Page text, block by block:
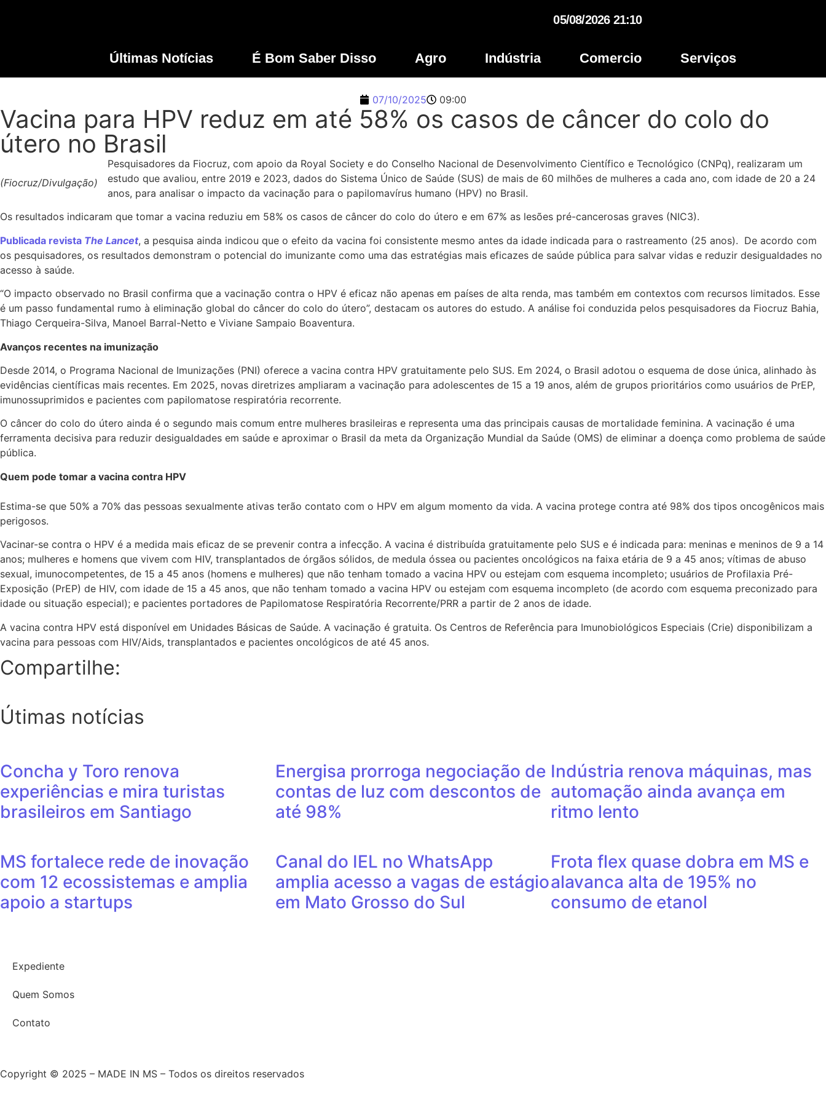
05/08/2026 21:10
Últimas Notícias É Bom Saber Disso Agro Indústria Comercio Serviços
07/10/2025 09:00
Vacina para HPV reduz em até 58% os casos de câncer do colo do
útero no Brasil
(Fiocruz/Divulgação)
Pesquisadores da Fiocruz, com apoio da Royal Society e do Conselho Nacional de Desenvolvimento Científico e Tecnológico (CNPq), realizaram um
estudo que avaliou, entre 2019 e 2023, dados do Sistema Único de Saúde (SUS) de mais de 60 milhões de mulheres a cada ano, com idade de 20 a 24
anos, para analisar o impacto da vacinação para o papilomavírus humano (HPV) no Brasil.
Os resultados indicaram que tomar a vacina reduziu em 58% os casos de câncer do colo do útero e em 67% as lesões pré-cancerosas graves (NIC3).
Publicada revista The Lancet, a pesquisa ainda indicou que o efeito da vacina foi consistente mesmo antes da idade indicada para o rastreamento (25 anos). De acordo com
os pesquisadores, os resultados demonstram o potencial do imunizante como uma das estratégias mais eficazes de saúde pública para salvar vidas e reduzir desigualdades no
acesso à saúde.
“O impacto observado no Brasil confirma que a vacinação contra o HPV é eficaz não apenas em países de alta renda, mas também em contextos com recursos limitados. Esse
é um passo fundamental rumo à eliminação global do câncer do colo do útero”, destacam os autores do estudo. A análise foi conduzida pelos pesquisadores da Fiocruz Bahia,
Thiago Cerqueira-Silva, Manoel Barral-Netto e Viviane Sampaio Boaventura.
Avanços recentes na imunização
Desde 2014, o Programa Nacional de Imunizações (PNI) oferece a vacina contra HPV gratuitamente pelo SUS. Em 2024, o Brasil adotou o esquema de dose única, alinhado às
evidências científicas mais recentes. Em 2025, novas diretrizes ampliaram a vacinação para adolescentes de 15 a 19 anos, além de grupos prioritários como usuários de PrEP,
imunossuprimidos e pacientes com papilomatose respiratória recorrente.
O câncer do colo do útero ainda é o segundo mais comum entre mulheres brasileiras e representa uma das principais causas de mortalidade feminina. A vacinação é uma
ferramenta decisiva para reduzir desigualdades em saúde e aproximar o Brasil da meta da Organização Mundial da Saúde (OMS) de eliminar a doença como problema de saúde
pública.
Quem pode tomar a vacina contra HPV
Estima-se que 50% a 70% das pessoas sexualmente ativas terão contato com o HPV em algum momento da vida. A vacina protege contra até 98% dos tipos oncogênicos mais
perigosos.
Vacinar-se contra o HPV é a medida mais eficaz de se prevenir contra a infecção. A vacina é distribuída gratuitamente pelo SUS e é indicada para: meninas e meninos de 9 a 14
anos; mulheres e homens que vivem com HIV, transplantados de órgãos sólidos, de medula óssea ou pacientes oncológicos na faixa etária de 9 a 45 anos; vítimas de abuso
sexual, imunocompetentes, de 15 a 45 anos (homens e mulheres) que não tenham tomado a vacina HPV ou estejam com esquema incompleto; usuários de Profilaxia Pré-
Exposição (PrEP) de HIV, com idade de 15 a 45 anos, que não tenham tomado a vacina HPV ou estejam com esquema incompleto (de acordo com esquema preconizado para
idade ou situação especial); e pacientes portadores de Papilomatose Respiratória Recorrente/PRR a partir de 2 anos de idade.
A vacina contra HPV está disponível em Unidades Básicas de Saúde. A vacinação é gratuita. Os Centros de Referência para Imunobiológicos Especiais (Crie) disponibilizam a
vacina para pessoas com HIV/Aids, transplantados e pacientes oncológicos de até 45 anos.
Compartilhe:
Útimas notícias
Concha y Toro renova
experiências e mira turistas
brasileiros em Santiago
Energisa prorroga negociação de
contas de luz com descontos de
até 98%
Indústria renova máquinas, mas
automação ainda avança em
ritmo lento
MS fortalece rede de inovação
com 12 ecossistemas e amplia
apoio a startups
Canal do IEL no WhatsApp
amplia acesso a vagas de estágio
em Mato Grosso do Sul
Frota flex quase dobra em MS e
alavanca alta de 195% no
consumo de etanol
Expediente
Quem Somos
Contato
Copyright © 2025 – MADE IN MS – Todos os direitos reservados